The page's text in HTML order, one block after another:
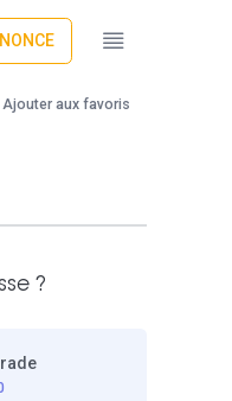
Ajouter aux favoris
?